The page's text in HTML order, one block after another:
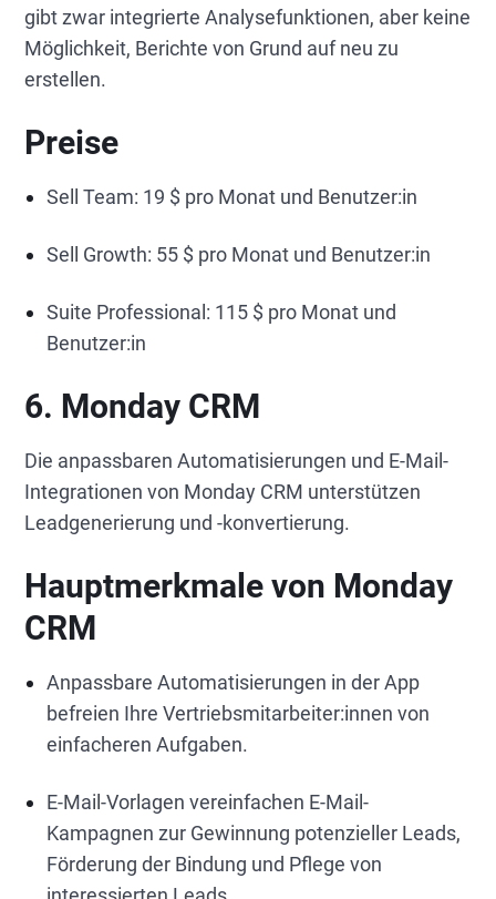
gibt zwar integrierte Analysefunktionen, aber keine
Möglichkeit, Berichte von Grund auf neu zu
erstellen.
Preise
Sell Team: 19 $ pro Monat und Benutzer:in
Sell Growth: 55 $ pro Monat und Benutzer:in
Suite Professional: 115 $ pro Monat und
Benutzer:in
6. Monday CRM
Die anpassbaren Automatisierungen und E-Mail-
Integrationen von Monday CRM unterstützen
Leadgenerierung und -konvertierung.
Hauptmerkmale von Monday
CRM
Anpassbare Automatisierungen in der App
befreien Ihre Vertriebsmitarbeiter:innen von
einfacheren Aufgaben.
E-Mail-Vorlagen vereinfachen E-Mail-
Kampagnen zur Gewinnung potenzieller Leads,
Förderung der Bindung und Pflege von